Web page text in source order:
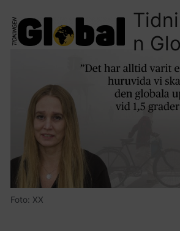
n
Foto: XX